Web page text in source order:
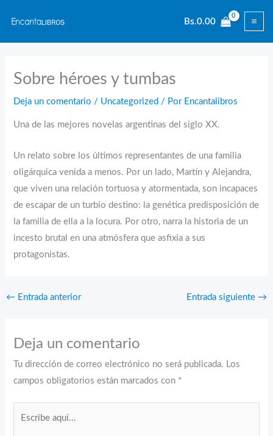
contenido
Bs.0.00
Sobre héroes y tumbas
Deja un comentario / Uncategorized / Por Encantalibros
Una de las mejores novelas argentinas del siglo XX.
Un relato sobre los últimos representantes de una familia
oligárquica venida a menos. Por un lado, Martín y Alejandra,
que viven una relación tortuosa y atormentada, son incapaces
de escapar de un turbio destino: la genética predisposición de
la familia de ella a la locura. Por otro, narra la historia de un
incesto brutal en una atmósfera que asfixia a sus
protagonistas.
← Entrada anterior Entrada siguiente →
Deja un comentario
Tu dirección de correo electrónico no será publicada. Los
campos obligatorios están marcados con *